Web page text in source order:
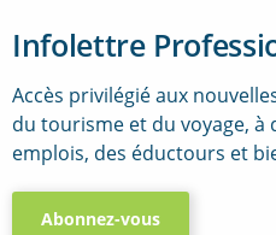
Infolettre
Accès privilégié aux
du tourisme et du voyage, à
emplois, des éductours et
Abonnez-vous